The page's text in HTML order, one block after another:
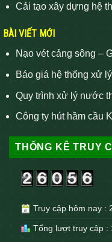
Cải tạo xây dựng hệ
BÀI VIẾT MỚI
Nạo vét cảng sông –
Báo giá hệ thống xử
Quy trình xử lý nước
Công ty hút hầm cầu
THỐNG KÊ TRUY
Truy cập hôm nay :
Tổng lượt truy cập :